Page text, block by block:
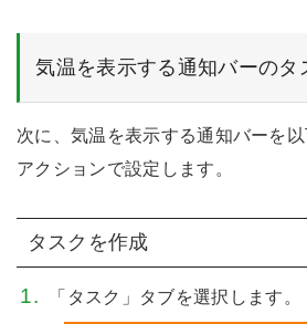
気温を表示する通知バーのタ
次に、気温を表示する通知バーを
アクションで設定します。
タスクを作成
「タスク」タブを選択します。